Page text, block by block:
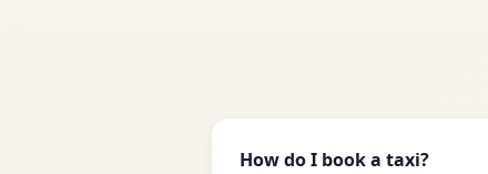
How do I book a taxi?